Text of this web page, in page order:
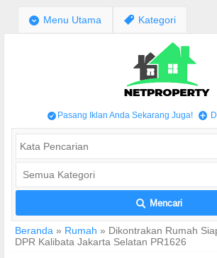
; Menu Utama , Kategori
/ Pasang Iklan Anda Sekarang Juga! +
L Mencari
Beranda » Rumah » Dikontrakan Rumah
DPR Kalibata Jakarta Selatan PR1626